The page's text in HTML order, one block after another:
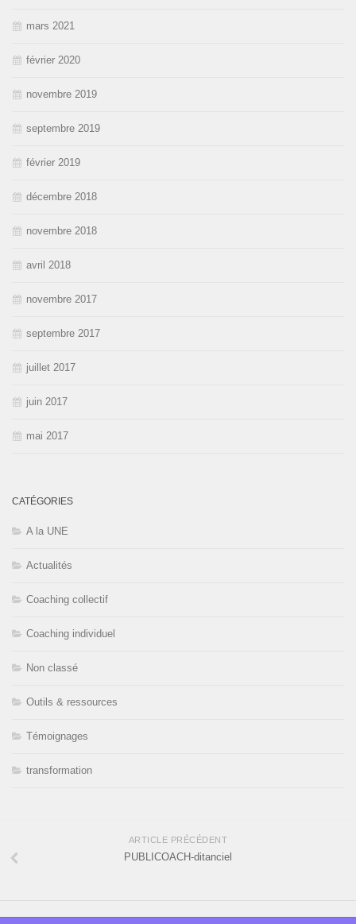
mars 2021
février 2020
novembre 2019
septembre 2019
février 2019
décembre 2018
novembre 2018
avril 2018
novembre 2017
septembre 2017
juillet 2017
juin 2017
mai 2017
CATÉGORIES
A la UNE
Actualités
Coaching collectif
Coaching individuel
Non classé
Outils & ressources
Témoignages
transformation
ARTICLE PRÉCÉDENT
PUBLICOACH-ditanciel